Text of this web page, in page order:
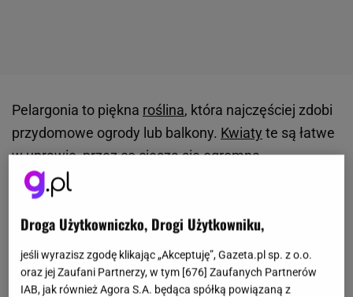
Pelargonia to piękna roślina, która najczęściej zdobi
przydomowe ogrody lub balkony. Kwiaty te są łatwe
w uprawie, przez co cieszą się ogromną
popularnością od lat. Jeśli jednak nie możesz już
doczekać się maja, czyli terminu, w którym
najczęściej sadzi się owe rośliny, sięgnij po odmiany,
które mogą być hodowane w domu i zakwitną o
wiele wcześniej.
Droga Użytkowniczko, Drogi Użytkowniku,
jeśli wyrazisz zgodę klikając „Akceptuję”, Gazeta.pl sp. z o.o.
oraz jej Zaufani Partnerzy, w tym [676] Zaufanych Partnerów
IAB, jak również Agora S.A. będąca spółką powiązaną z